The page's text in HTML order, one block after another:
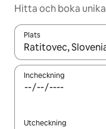
Hitta och boka
Plats
När resultaten är
Incheckning
Utcheckning